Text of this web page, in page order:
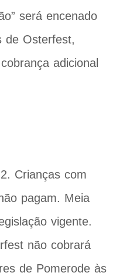
será encenado
de Osterfest,
adicional
Crianças com
pagam. Meia
vigente.
não cobrará
de Pomerode às